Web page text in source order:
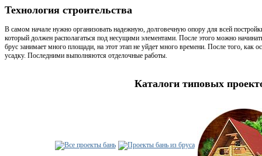
Технология строительства
В самом начале нужно организовать надежную, долговечную опору для всей
который должен располагаться под несущими элементами. После этого можно
брус занимает много площади, на этот этап не уйдет много времени. После того, как
усадку. Последними выполняются отделочные работы.
Каталоги типовых